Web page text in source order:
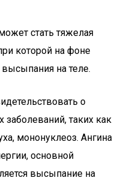
стать тяжелая
которой на фоне
на теле.
о
заболеваний, таких как
мононуклеоз. Ангина
основной
высыпание на